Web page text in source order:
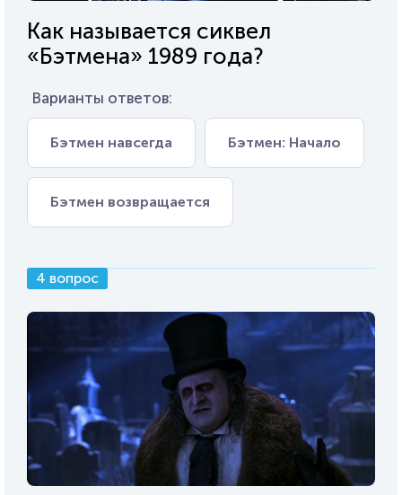
Как называется сиквел
«Бэтмена» 1989 года?
Варианты ответов:
Бэтмен навсегда Бэтмен: Начало
Бэтмен возвращается
4 вопрос